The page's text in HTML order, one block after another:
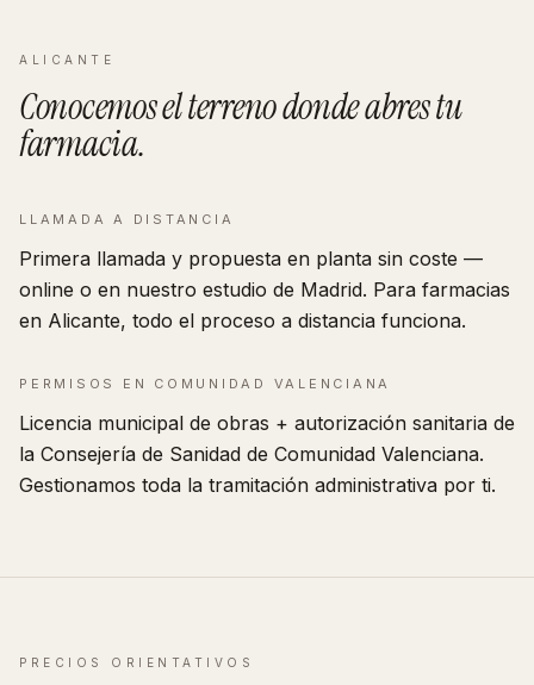
ALICANTE
Conocemos el terreno donde abres tu
farmacia.
LLAMADA A DISTANCIA
Primera llamada y propuesta en planta sin coste —
online o en nuestro estudio de Madrid. Para farmacias
en Alicante, todo el proceso a distancia funciona.
PERMISOS EN COMUNIDAD VALENCIANA
Licencia municipal de obras + autorización sanitaria de
la Consejería de Sanidad de Comunidad Valenciana.
Gestionamos toda la tramitación administrativa por ti.
PRECIOS ORIENTATIVOS